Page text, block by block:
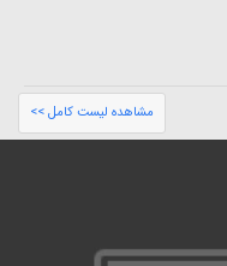
مشاهده لیست کامل >>